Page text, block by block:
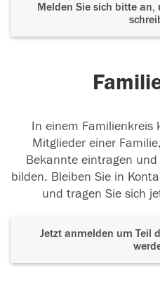
Melden Sie sich bitte an,
In einem Familienkreis
Mitglieder einer
Bekannte eintragen
bilden. Bleiben Sie in
und tragen Sie sich
Jetzt anmelden um Teil